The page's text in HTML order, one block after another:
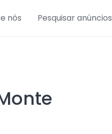
nós Pesquisar anúncios